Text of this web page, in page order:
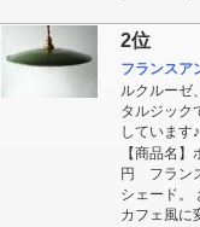
2位
フランス
ルクルーゼ
タルジック
しています♪
【商品名
円 フラン
シェード。
カフェ風に